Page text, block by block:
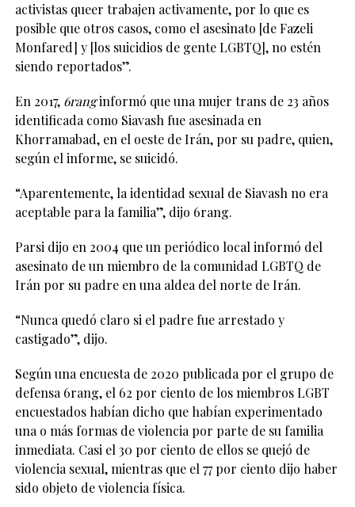
activistas queer trabajen activamente, por lo que es
posible que otros casos, como el asesinato [de Fazeli
Monfared] y [los suicidios de gente LGBTQ], no estén
siendo reportados”.
En 2017, 6ranginformó que una mujer trans de 23 años
identificada como Siavash fue asesinada en
Khorramabad, en el oeste de Irán, por su padre, quien,
según el informe, se suicidó.
“Aparentemente, la identidad sexual de Siavash no era
aceptable para la familia”, dijo 6rang.
Parsi dijo en 2004 que un periódico local informó del
asesinato de un miembro de la comunidad LGBTQ de
Irán por su padre en una aldea del norte de Irán.
“Nunca quedó claro si el padre fue arrestado y
castigado”, dijo.
Según una encuesta de 2020 publicada por el grupo de
defensa 6rang, el 62 por ciento de los miembros LGBT
encuestados habían dicho que habían experimentado
una o más formas de violencia por parte de su familia
inmediata. Casi el 30 por ciento de ellos se quejó de
violencia sexual, mientras que el 77 por ciento dijo haber
sido objeto de violencia física.